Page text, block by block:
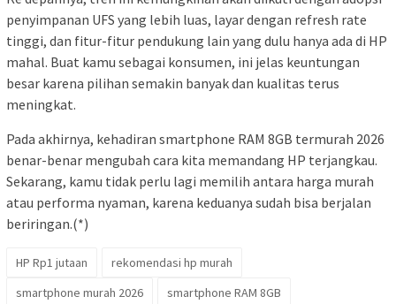
penyimpanan UFS yang lebih luas, layar dengan refresh rate
tinggi, dan fitur-fitur pendukung lain yang dulu hanya ada di HP
mahal. Buat kamu sebagai konsumen, ini jelas keuntungan
besar karena pilihan semakin banyak dan kualitas terus
meningkat.
Pada akhirnya, kehadiran smartphone RAM 8GB termurah 2026
benar-benar mengubah cara kita memandang HP terjangkau.
Sekarang, kamu tidak perlu lagi memilih antara harga murah
atau performa nyaman, karena keduanya sudah bisa berjalan
beriringan.(*)
HP Rp1 jutaan
rekomendasi hp murah
smartphone murah 2026
smartphone RAM 8GB